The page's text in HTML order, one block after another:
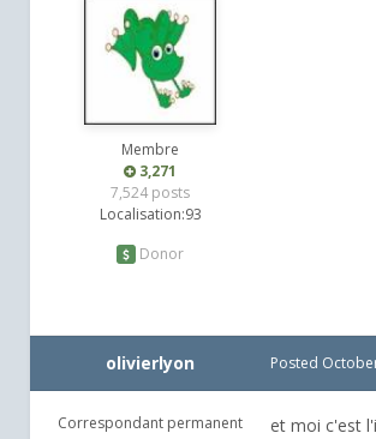
Membre
3,271
7,524 posts
Localisation:93
Donor
olivierlyon
Correspondant permanent
Posted
et moi c'est